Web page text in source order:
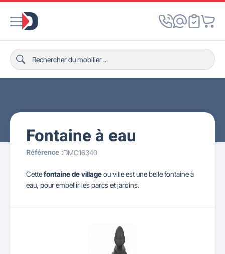
Fontaine à eau
Référence :DMC16340
Cettefontaine de villageou ville est une belle fontaine à
eau, pour embellir les parcs et jardins.